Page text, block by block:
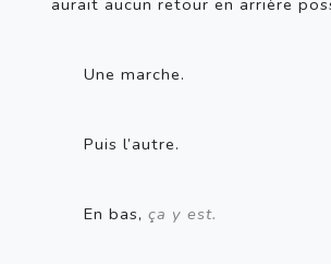
Une marche.
Puis l’autre.
En bas, ça y est.